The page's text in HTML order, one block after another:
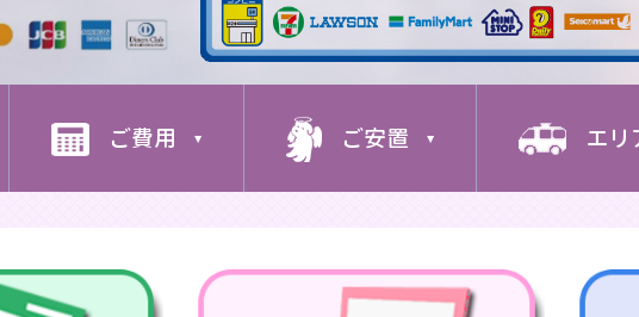
ご費用 ご安置 エリ